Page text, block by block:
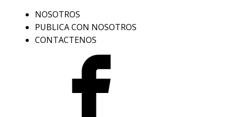
NOSOTROS
PUBLICA CON NOSOTROS
CONTACTENOS